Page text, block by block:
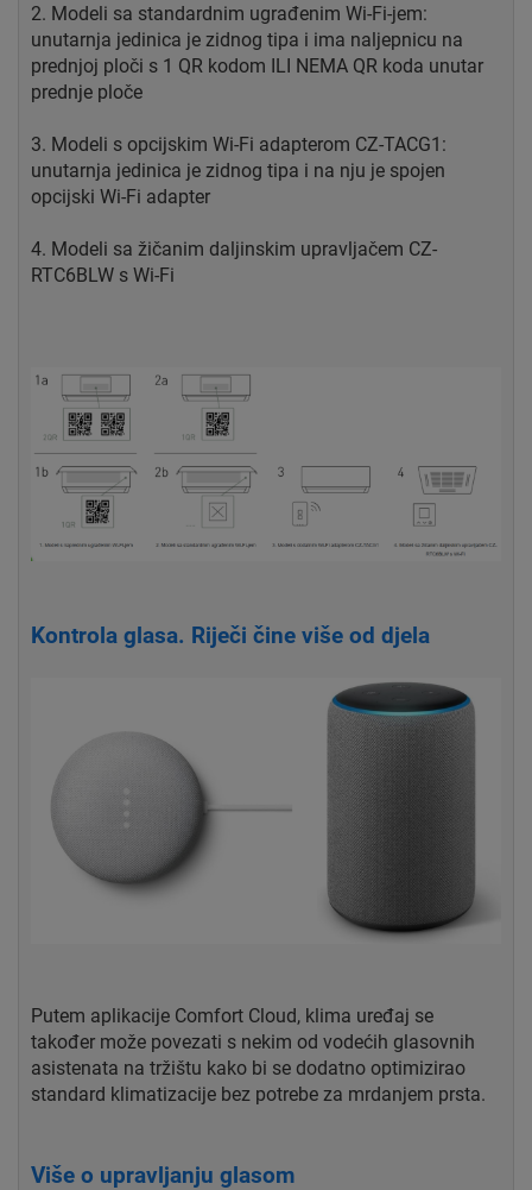
2. Modeli sa standardnim ugrađenim Wi-Fi-jem:
unutarnja jedinica je zidnog tipa i ima naljepnicu na
prednjoj ploči s 1 QR kodom ILI NEMA QR koda unutar
prednje ploče
3. Modeli s opcijskim Wi-Fi adapterom CZ-TACG1:
unutarnja jedinica je zidnog tipa i na nju je spojen
opcijski Wi-Fi adapter
4. Modeli sa žičanim daljinskim upravljačem CZ-
RTC6BLW s Wi-Fi
Kontrola glasa. Riječi čine više od djela
Putem aplikacije Comfort Cloud, klima uređaj se
također može povezati s nekim od vodećih glasovnih
asistenata na tržištu kako bi se dodatno optimizirao
standard klimatizacije bez potrebe za mrdanjem prsta.
Više o upravljanju glasom